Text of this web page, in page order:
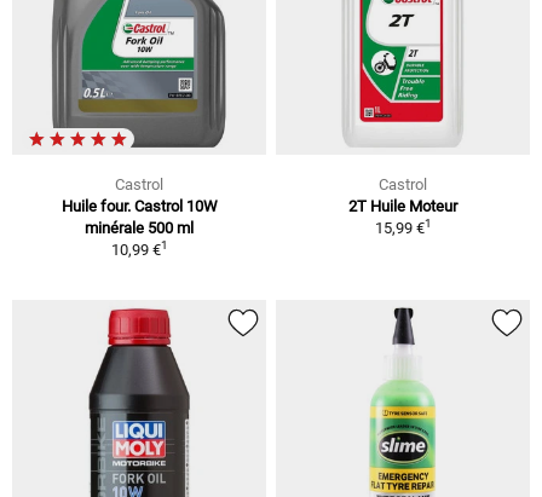
Castrol
Huile four. Castrol 10W
minérale 500 ml
10,99 €1
Castrol
2T Huile Moteur
15,99 €1